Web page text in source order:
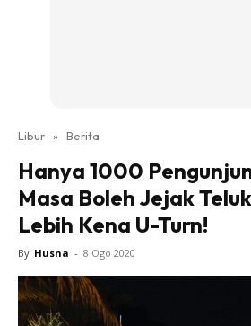
Libur » Berita
Hanya 1000
Masa Boleh Jejak
Lebih Kena U-Turn!
By Husna - 8 Ogo 2020